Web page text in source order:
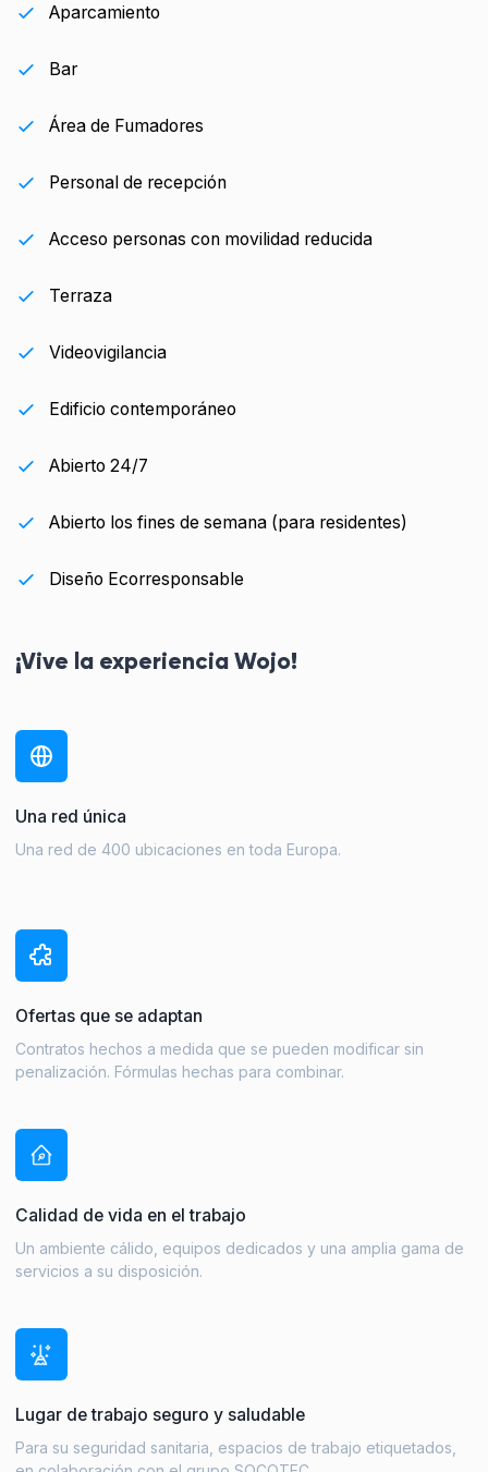
Aparcamiento
Bar
Área de Fumadores
Personal de recepción
Acceso personas con movilidad reducida
Terraza
Videovigilancia
Edificio contemporáneo
Abierto 24/7
Abierto los fines de semana (para residentes)
Diseño Ecorresponsable
¡Vive la experiencia Wojo!
Una red única
Una red de 400 ubicaciones en toda Europa.
Ofertas que se adaptan
Contratos hechos a medida que se pueden modificar sin
penalización. Fórmulas hechas para combinar.
Calidad de vida en el trabajo
Un ambiente cálido, equipos dedicados y una amplia gama de
servicios a su disposición.
Lugar de trabajo seguro y saludable
Para su seguridad sanitaria, espacios de trabajo etiquetados,